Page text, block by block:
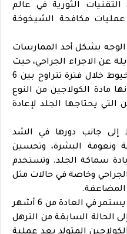
الثورية في عالم
مكافحة الشيخوخة
يشكل أحد الممارسات
عن الاجراء الجراحي، حيث
يبدأ الجلد في امتصاص هذه الخيوط خلال فترة تتراوح بين 6
مكانها مادة الكولاجين من النوع
التي يحتاجها الجلد لإعادة
إلى جانب دورها في الشد
ونعومة البشرة، وتحسين
سماكة الجلد. وتستخدم
وخاصة في حالات مثل
المضاعفة.
وذكرت بأن تأثير خيوط شد الوجه يستمر في العادة من 6 أشهر
الحالة السابقة من الترهل